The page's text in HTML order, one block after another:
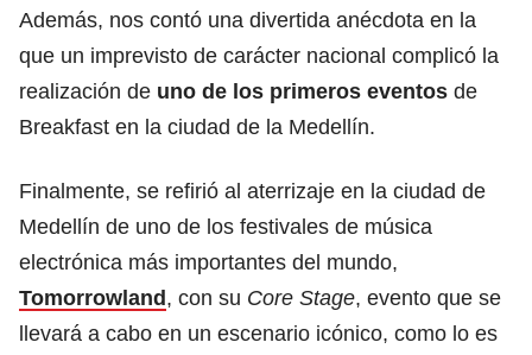
Además, nos contó una divertida anécdota en la
que un imprevisto de carácter nacional complicó la
realización de uno de los primeros eventos de
Breakfast en la ciudad de la Medellín.
Finalmente, se refirió al aterrizaje en la ciudad de
Medellín de uno de los festivales de música
electrónica más importantes del mundo,
Tomorrowland, con su Core Stage, evento que se
llevará a cabo en un escenario icónico, como lo es